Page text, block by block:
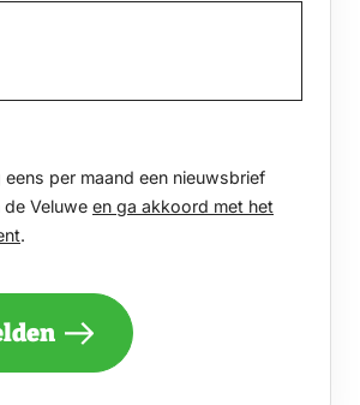
per maand een nieuwsbrief
Veluwe en ga akkoord met het
.